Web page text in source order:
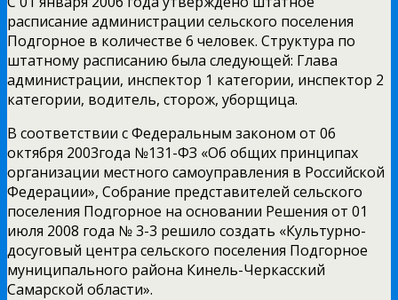
расписание администрации сельского поселения
Подгорное в количестве 6 человек. Структура по
штатному расписанию была следующей: Глава
администрации, инспектор 1 категории, инспектор 2
категории, водитель, сторож, уборщица.
В соответствии с Федеральным законом от 06
октября 2003года №131-ФЗ «Об общих принципах
организации местного самоуправления в Российской
Федерации», Собрание представителей сельского
поселения Подгорное на основании Решения от 01
июля 2008 года № 3-3 решило создать «Культурно-
досуговый центра сельского поселения Подгорное
муниципального района Кинель-Черкасский
Самарской области».